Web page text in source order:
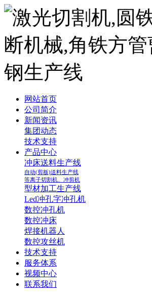
网站首页
公司简介
新闻资讯
集团动态
技术支持
产品中心
冲床送料生产线
自动(剪板)送料生产线
等离子切割机、冲剪机
型材加工生产线
Led冲孔字冲孔机
数控冲孔机
数控冲床
焊接机器人
数控攻丝机
技术支持
服务体系
视频中心
联系我们